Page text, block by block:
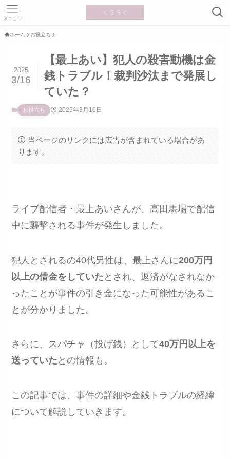
メニュー
ホーム お役立ち
【最上あい】犯人の殺害動機は金
銭トラブル！裁判沙汰まで発展し
ていた？
2025
3/16
お役立ち 2025年3月16日
当ページのリンクには広告が含まれている場合があ
ります。
ライブ配信者・最上あいさんが、高田馬場で配信
中に襲撃される事件が発生しました。
犯人とされるの40代男性は、最上さんに200万円
以上の借金をしていた とされ、返済がなされなか
ったことが事件の引き金になった可能性があるこ
とが分かりました。
さらに、スパチャ（投げ銭）として40万円以上を
送っていた との情報も。
この記事では、事件の詳細や金銭トラブルの経緯
について解説していきます。